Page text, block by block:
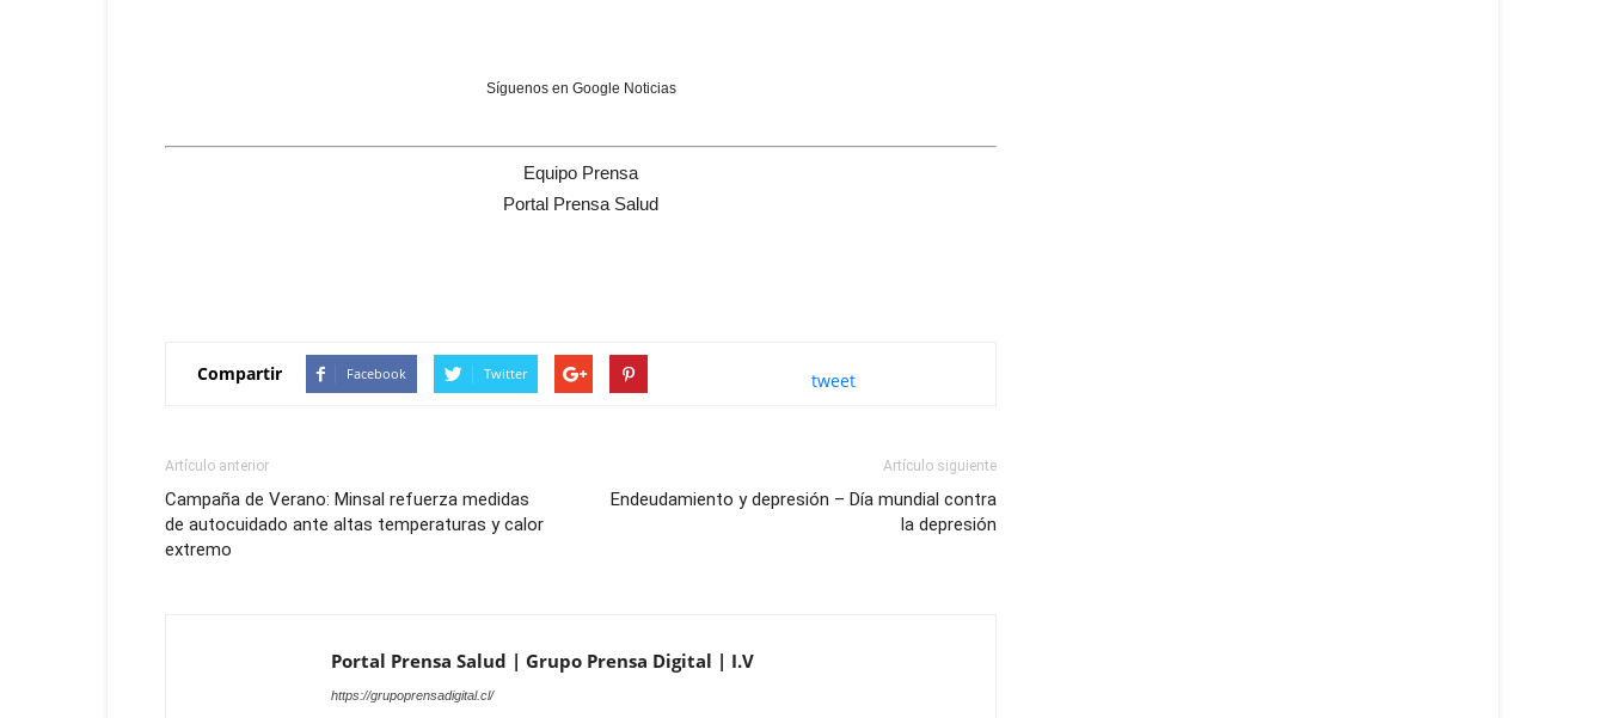
Síguenos en Google Noticias
Equipo Prensa
Portal Prensa Salud
Compartir Facebook Twitter tweet
Artículo anterior
Campaña de Verano: Minsal refuerza medidas
de autocuidado ante altas temperaturas y calor
extremo
Artículo siguiente
Endeudamiento y depresión – Día mundial contra
la depresión
Portal Prensa Salud | Grupo Prensa Digital | I.V
https://grupoprensadigital.cl/